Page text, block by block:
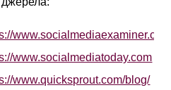
www.socialmediaexaminer.com
www.socialmediatoday.com
www.quicksprout.com/blog/